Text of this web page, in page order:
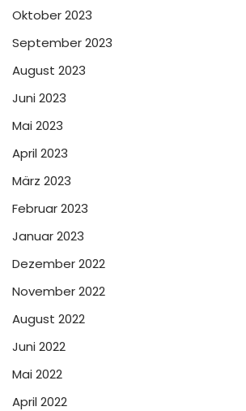
Oktober 2023
September 2023
August 2023
Juni 2023
Mai 2023
April 2023
März 2023
Februar 2023
Januar 2023
Dezember 2022
November 2022
August 2022
Juni 2022
Mai 2022
April 2022